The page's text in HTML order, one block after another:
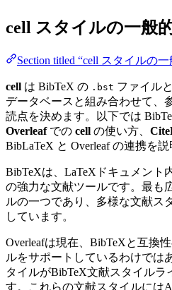
cell スタイルの一般
Section titled “cell スタイルの
cell は BibTeX の .bst ファイル
データベースと組み合わせて、
読点を決めます。以下では
Overleafでの cell の使い方、
BibLaTeX と Overleaf の連携を説
BibTeXは、LaTeXドキュメント
の強力な文献ツールです。最も
ルの一つであり、多様な文献ス
しています。
Overleafは現在、BibTeXと互換
ルをサポートしているわけでは
タイルがBibTeX文献スタイルラ
す。これらの文献スタイルには